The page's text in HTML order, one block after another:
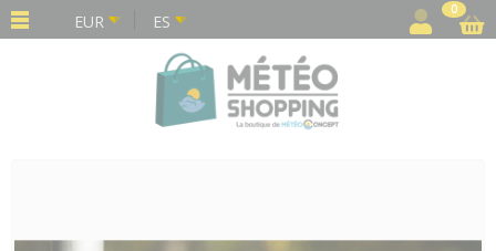
EUR ES
0
Panel de gestión de cookies